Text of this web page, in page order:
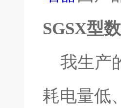
SGSX型
我生产
耗电量低